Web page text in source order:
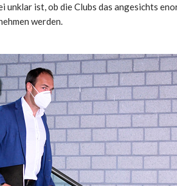
unklar ist, ob die Clubs das angesichts
werden.